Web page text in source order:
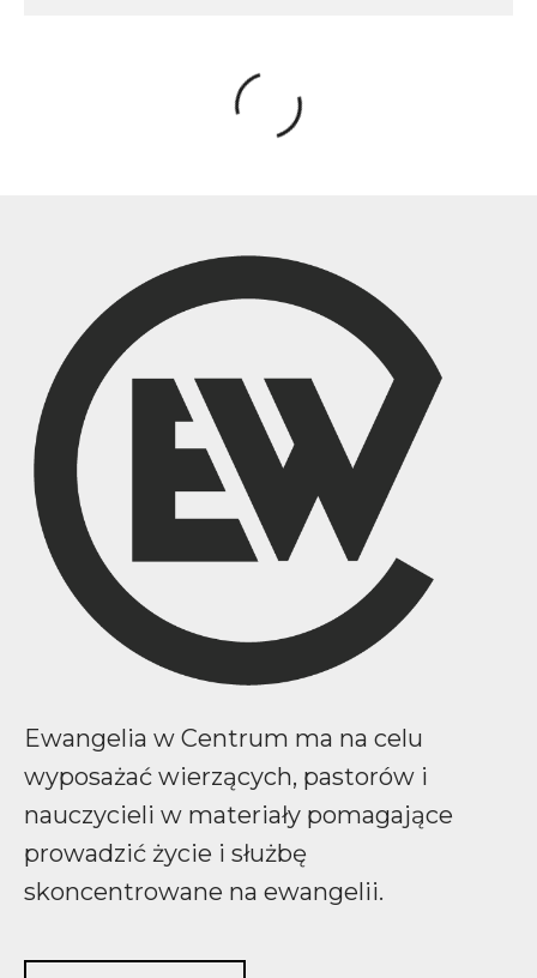
Ewangelia w Centrum ma na celu
wyposażać wierzących, pastorów i
nauczycieli w materiały pomagające
prowadzić życie i służbę
skoncentrowane na ewangelii.